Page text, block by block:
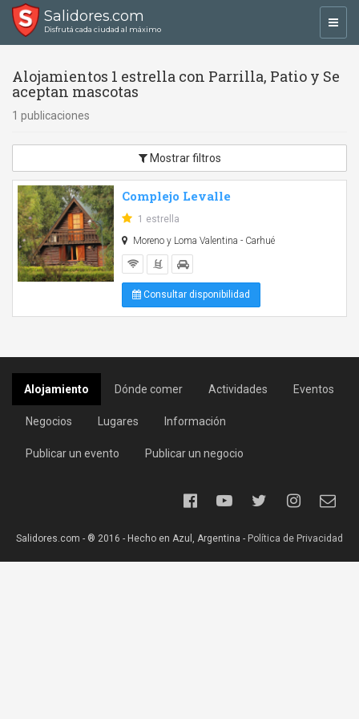
Salidores.com
Disfrutá cada ciudad al máximo
Alojamientos 1 estrella con Parrilla, Patio y Se
aceptan mascotas
1 publicaciones
Mostrar filtros
Complejo Levalle
1 estrella
Moreno y Loma Valentina - Carhué
Consultar disponibilidad
Alojamiento Dónde comer Actividades Eventos
Negocios Lugares Información
Publicar un evento Publicar un negocio
Salidores.com - ® 2016 - Hecho en Azul, Argentina - Política de Privacidad